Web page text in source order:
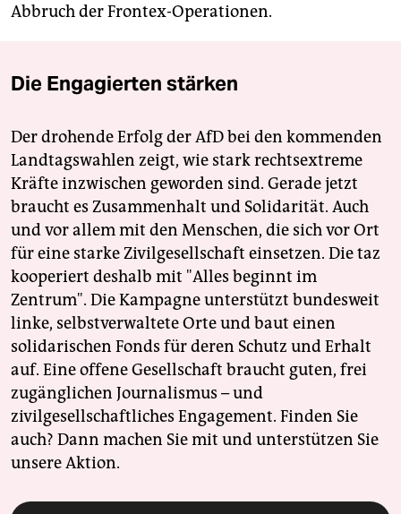
Abbruch der Frontex-Operationen.
Die Engagierten stärken
Der drohende Erfolg der AfD bei den kommenden
Landtagswahlen zeigt, wie stark rechtsextreme
Kräfte inzwischen geworden sind. Gerade jetzt
braucht es Zusammenhalt und Solidarität. Auch
und vor allem mit den Menschen, die sich vor Ort
für eine starke Zivilgesellschaft einsetzen. Die taz
kooperiert deshalb mit "Alles beginnt im
Zentrum". Die Kampagne unterstützt bundesweit
linke, selbstverwaltete Orte und baut einen
solidarischen Fonds für deren Schutz und Erhalt
auf. Eine offene Gesellschaft braucht guten, frei
zugänglichen Journalismus – und
zivilgesellschaftliches Engagement. Finden Sie
auch? Dann machen Sie mit und unterstützen Sie
unsere Aktion.